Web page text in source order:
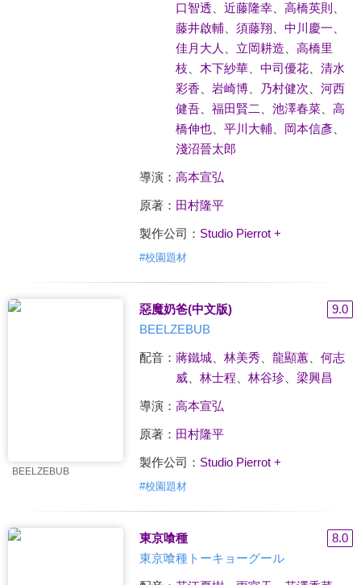
口智透
近藤隆幸、 高橋英則
藤井啟輔、 須藤翔 中川慶一
佳月大人
立岡耕造
高橋里
枝
木下紗華、 中司優花、 清水
彩香
岩崎博、 乃村健次
河西
健吾、 福田賢二 池澤春菜、 高
橋伸也、 平川大輔、 岡本信彥、
淺沼晉太郎
導演： 高本宣弘
原著： 田村隆平
製作公司： Studio Pierrot +
#校園題材
BEELZEBUB
惡魔奶爸(中文版)
9.0
BEELZEBUB
配音： 蔣鐵城、 林美秀 龍顯蕙、 何志
威、 林士程 林谷珍、 梁興昌
導演： 高本宣弘
原著： 田村隆平
製作公司： Studio Pierrot +
#校園題材
東京喰種
8.0
東京喰種トーキョーグール